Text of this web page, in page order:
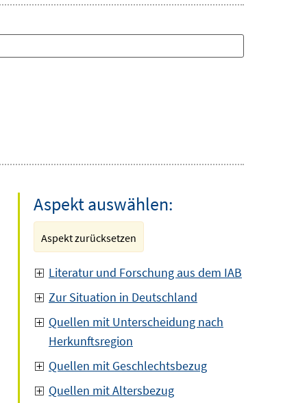
Aspekt auswählen:
Aspekt zurücksetzen
Literatur und Forschung aus dem IAB
Zur Situation in Deutschland
Quellen mit Unterscheidung nach
Herkunftsregion
Quellen mit Geschlechtsbezug
Quellen mit Altersbezug